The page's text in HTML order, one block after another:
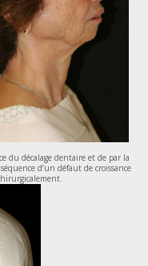
du décalage dentaire et de par la
d’un défaut de croissance